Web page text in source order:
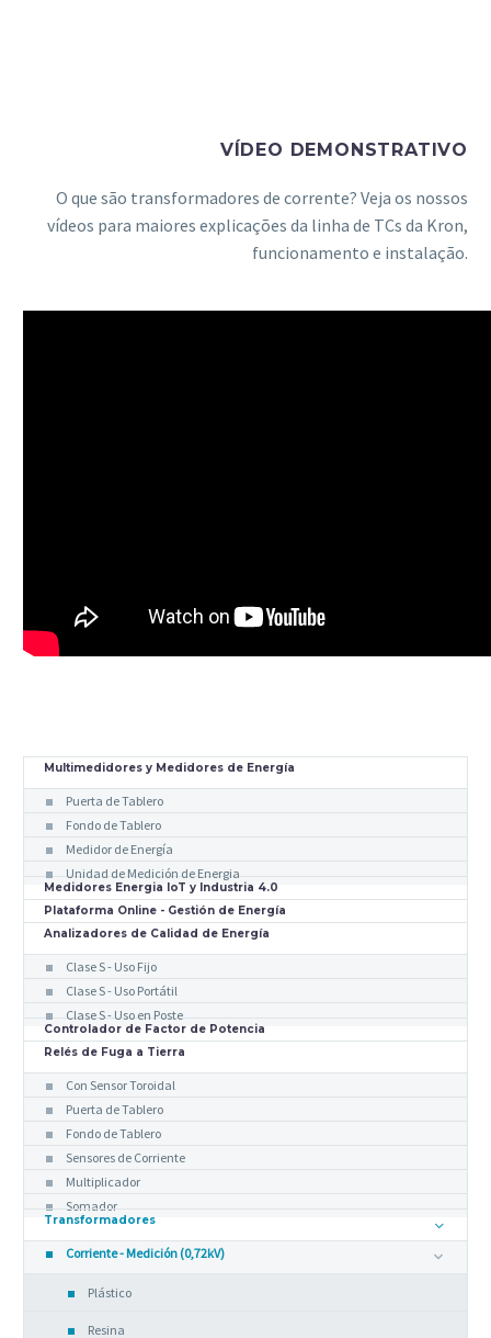
VÍDEO DEMONSTRATIVO
O que são transformadores de corrente? Veja os nossos
vídeos para maiores explicações da linha de TCs da Kron,
funcionamento e instalação.
Multimedidores y Medidores de Energía
Puerta de Tablero
Fondo de Tablero
Medidor de Energía
Unidad de Medición de Energia
Medidores Energia IoT y Industria 4.0
Plataforma Online - Gestión de Energía
Analizadores de Calidad de Energía
Clase S - Uso Fijo
Clase S - Uso Portátil
Clase S - Uso en Poste
Controlador de Factor de Potencia
Relés de Fuga a Tierra
Con Sensor Toroidal
Puerta de Tablero
Fondo de Tablero
Sensores de Corriente
Multiplicador
Somador
Transformadores
Corriente - Medición (0,72kV)
Plástico
Resina